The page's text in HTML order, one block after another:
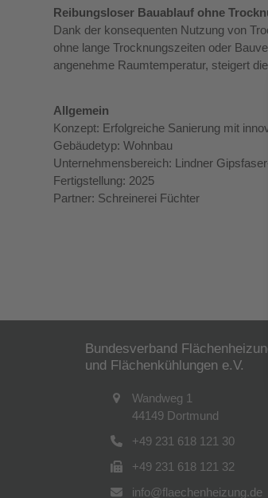
Reibungsloser Bauablauf ohne
Dank der konsequenten Nutzung von
ohne lange Trocknungszeiten oder
angenehme Raumtemperatur, steigert
Allgemein
Konzept: Erfolgreiche Sanierung mit
Gebäudetyp: Wohnbau
Unternehmensbereich: Lindner
Fertigstellung: 2025
Partner: Schreinerei Füchter
Bundesverband
und Flächenkühlungen e.V.
Wandweg 1
44149 Dortmund
+49 231 618 121 30
+49 231 618 121 32
info@flaechenheizung.de